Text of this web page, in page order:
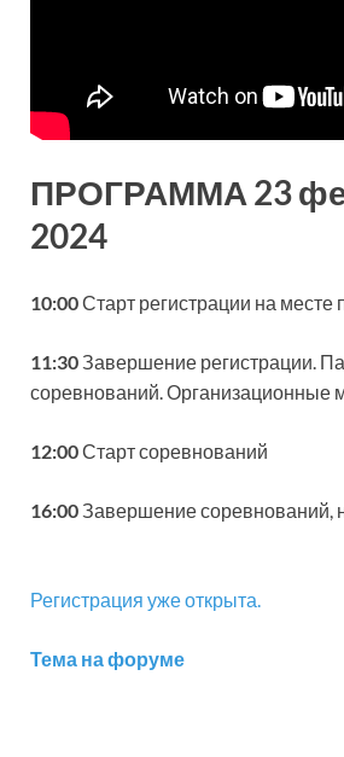
ПРОГРАММА 23
2024
10:00Старт регистрации на месте
11:30Завершение регистрации.
соревнований. Организационные
12:00Старт соревнований
16:00Завершение соревнований,
Регистрация уже открыта.
Тема на форуме